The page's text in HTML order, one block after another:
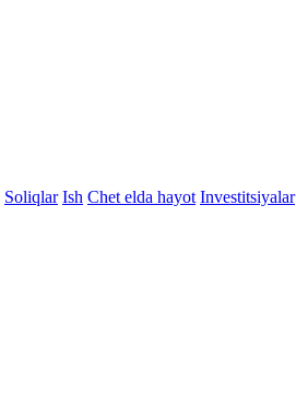
Soliqlar Ish Chet elda hayot Investitsiyalar